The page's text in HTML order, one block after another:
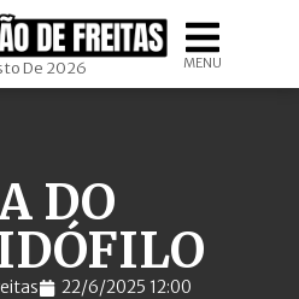
De 2026 MENU
DO
22/6/2025 12:00